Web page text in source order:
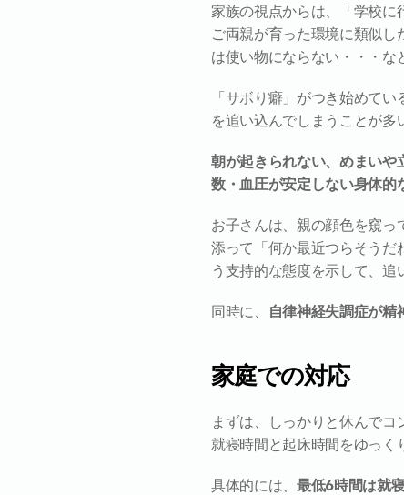
家族の視点からは、「学校に
ご両親が育った環境に類似
は使い物にならない・・・な
「サボり癖」がつき始めて
を追い込んでしまうことが多
朝が起きられない、めまいや
数・血圧が安定しない身体的
お子さんは、親の顔色を窺っ
添って「何か最近つらそうだ
う支持的な態度を示して、追
同時に、 自律神経失調症が精
家庭での対応
まずは、しっかりと休んでコ
就寝時間と起床時間をゆっく
具体的には、最低6時間は就